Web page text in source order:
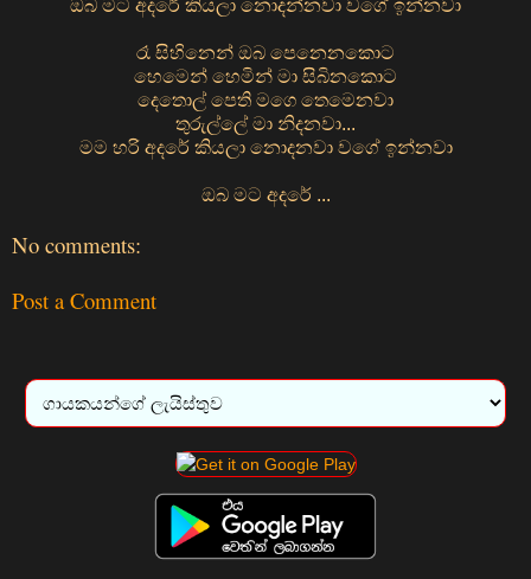
ඔබ මට අදරේ කියලා නොදන්නවා වගේ ඉන්නවා
රෑ සිහිනෙන් ඔබ පෙනෙනකොට
හෙමෙන් හෙමින් මා සිබිනකොට
දෙතොල් පෙති මගෙ තෙමෙනවා
තුරුල්ලේ මා නිදනවා...
මම හරි අදරේ කියලා නොදනවා වගේ ඉන්නවා
ඔබ මට අදරේ ...
No comments:
Post a Comment